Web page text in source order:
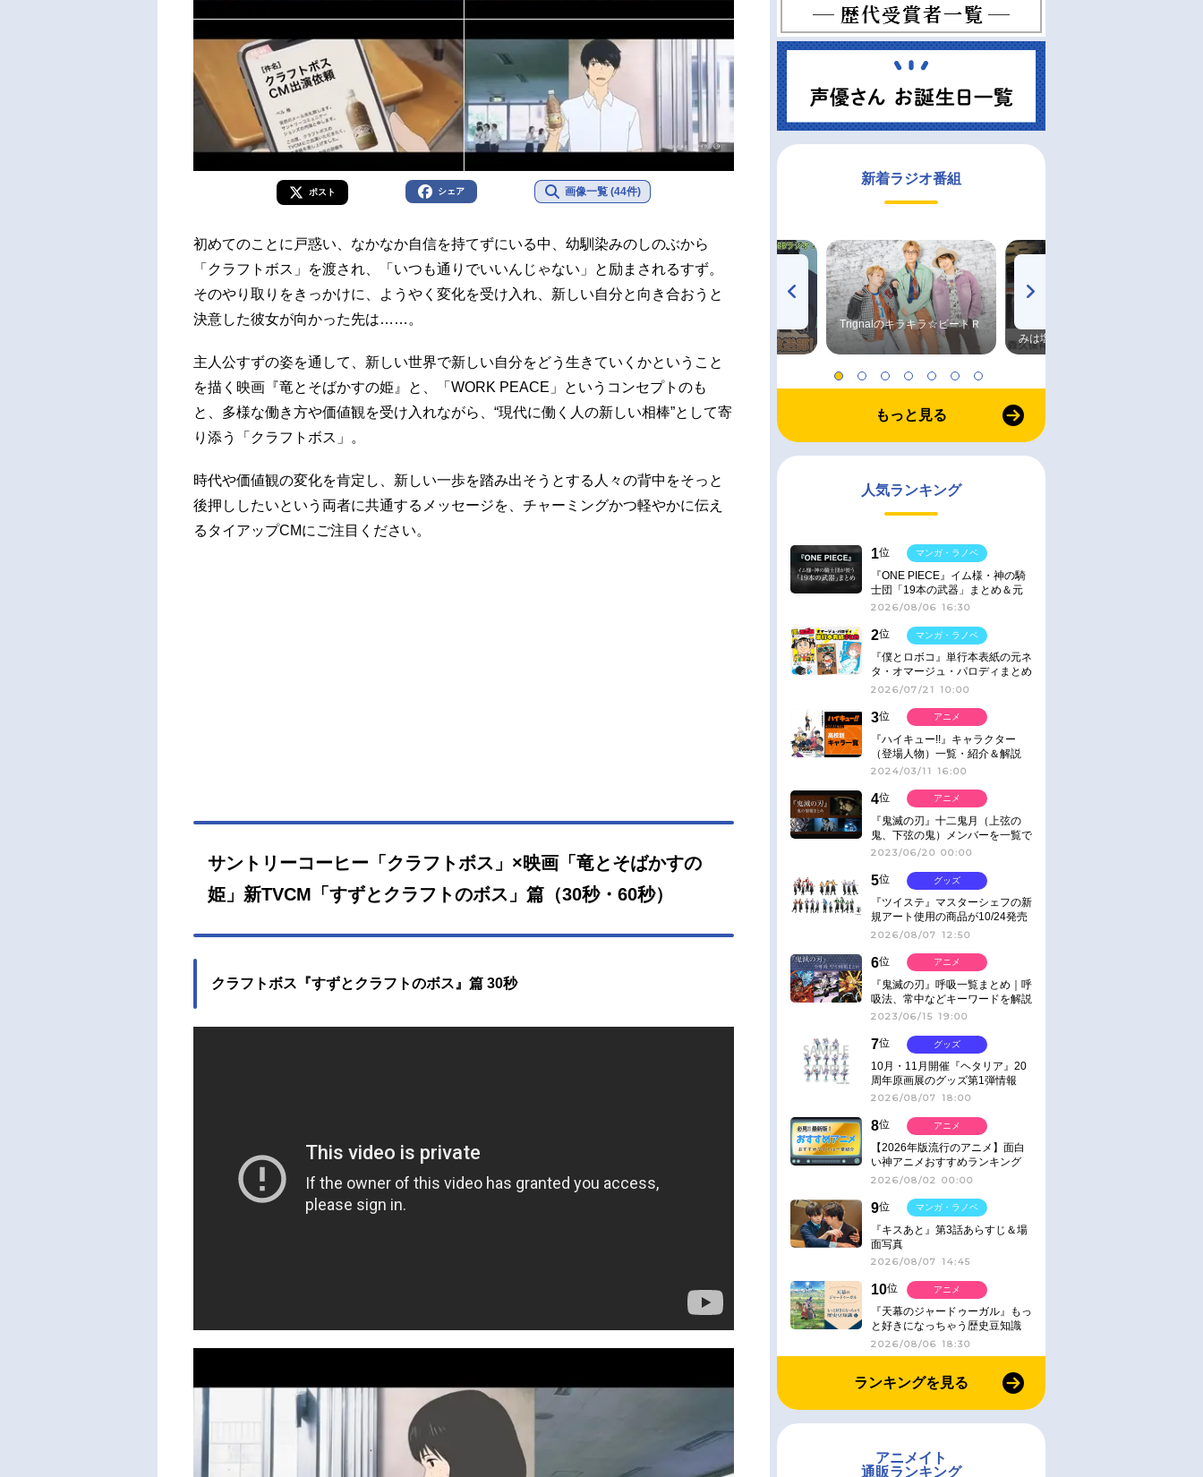
ポスト シェア 画像一覧 (44件)
初めてのことに戸惑い、なかなか自信を持てずにいる中、幼馴染みのしのぶから
「クラフトボス」を渡され、「いつも通りでいいんじゃない」と励まされるすず。
そのやり取りをきっかけに、ようやく変化を受け入れ、新しい自分と向き合おうと
決意した彼女が向かった先は……。
主人公すずの姿を通して、新しい世界で新しい自分をどう生きていくかということ
を描く映画『竜とそばかすの姫』と、「WORK PEACE」というコンセプトのも
と、多様な働き方や価値観を受け入れながら、“現代に働く人の新しい相棒”として寄
り添う「クラフトボス」。
時代や価値観の変化を肯定し、新しい一歩を踏み出そうとする人々の背中をそっと
後押ししたいという両者に共通するメッセージを、チャーミングかつ軽やかに伝え
るタイアップCMにご注目ください。
サントリーコーヒー「クラフトボス」×映画「竜とそばかすの
姫」新TVCM「すずとクラフトのボス」篇（30秒・60秒）
クラフトボス『すずとクラフトのボス』篇 30秒
新着ラジオ番組
Trignalのキラキラ☆ビートＲ
みは塩だけ
もっと見る
人気ランキング
1位
『ONE PIECE』イム様・神の騎
士団「19本の武器」まとめ＆元
ネタ
2026/08/06 16:30
マンガ・ラノベ
2位
『僕とロボコ』単行本表紙の元ネ
タ・オマージュ・パロディまとめ
2026/07/21 10:00
マンガ・ラノベ
3位
『ハイキュー!!』キャラクター
（登場人物）一覧・紹介＆解説
2024/03/11 16:00
アニメ
4位
『鬼滅の刃』十二鬼月（上弦の
鬼、下弦の鬼）メンバーを一覧で
紹介＆解説（登場鬼の情報まと
2023/06/20 00:00
アニメ
5位
『ツイステ』マスターシェフの新
規アート使用の商品が10/24発売
2026/08/07 12:50
グッズ
6位
『鬼滅の刃』呼吸一覧まとめ｜呼
吸法、常中などキーワードを解説
2023/06/15 19:00
アニメ
7位
10月・11月開催『ヘタリア』20
周年原画展のグッズ第1弾情報
2026/08/07 18:00
グッズ
8位
【2026年版流行のアニメ】面白
い神アニメおすすめランキング
【名作・話題作】｜ジャンル別人
2026/08/02 00:00
アニメ
9位
『キスあと』第3話あらすじ＆場
面写真
2026/08/07 14:45
マンガ・ラノベ
10位
『天幕のジャードゥーガル』もっ
と好きになっちゃう歴史豆知識
2026/08/06 18:30
アニメ
ランキングを見る
アニメイト
通販ランキング